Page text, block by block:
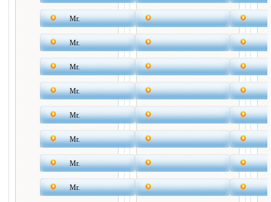
Mr.
Mr.
Mr.
Mr.
Mr.
Mr.
Mr.
Mr.